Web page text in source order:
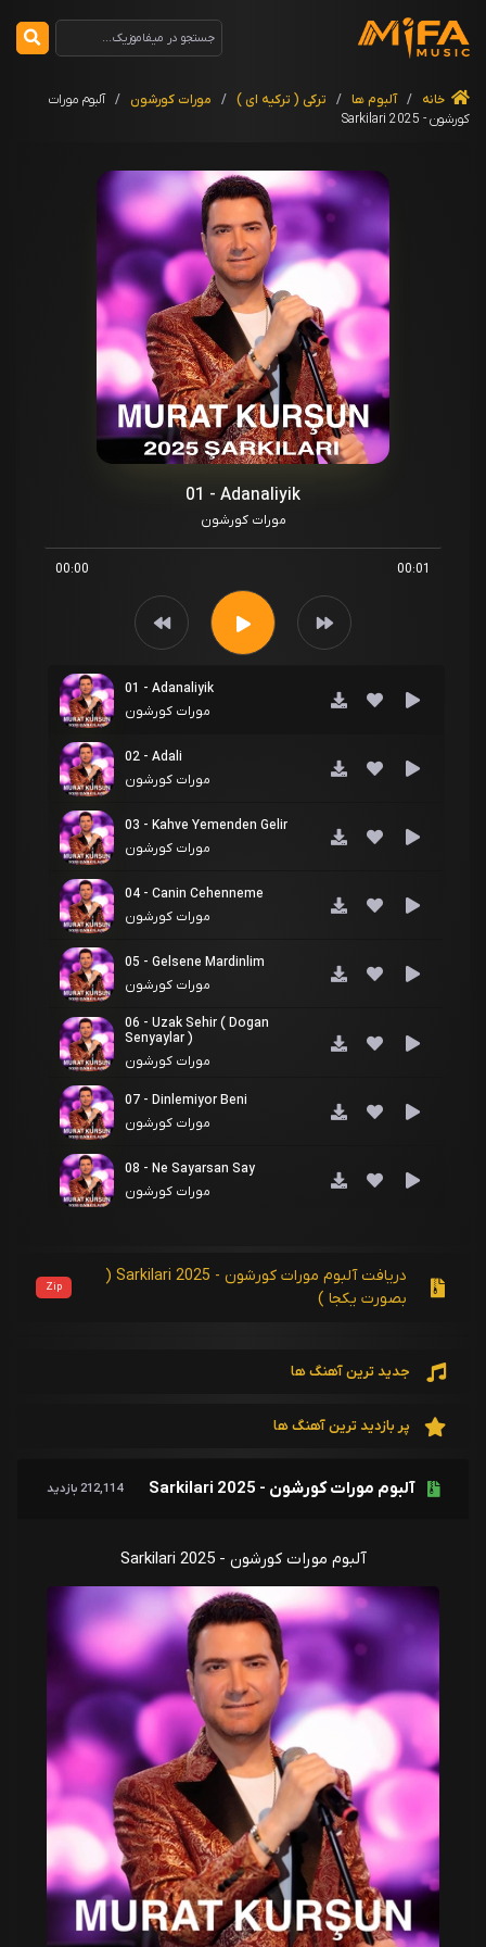
خانه / آلبوم ها / ترکی ( ترکیه ای ) / مورات کورشون / آلبوم مورات
کورشون - 2025 Sarkilari
آلبوم مورات کورشون - 2025 Sarkilari 212,114 بازدید
آلبوم مورات کورشون - 2025 Sarkilari
01 - Adanaliyik
مورات کورشون
00:00 00:01
01 - Adanaliyik
مورات کورشون
02 - Adali
مورات کورشون
03 - Kahve Yemenden Gelir
مورات کورشون
04 - Canin Cehenneme
مورات کورشون
05 - Gelsene Mardinlim
مورات کورشون
06 - Uzak Sehir ( Dogan
Senyaylar )
مورات کورشون
07 - Dinlemiyor Beni
مورات کورشون
08 - Ne Sayarsan Say
مورات کورشون
دریافت آلبوم مورات کورشون - 2025 Sarkilari (
بصورت یکجا )
Zip
جدید ترین آهنگ ها
پر بازدید ترین آهنگ ها